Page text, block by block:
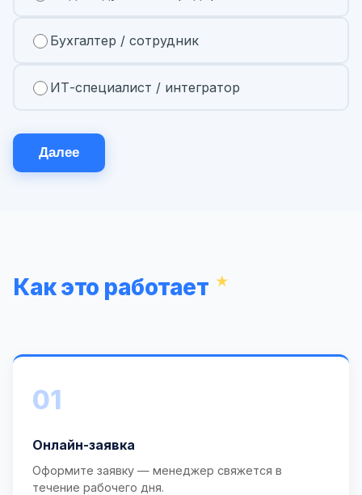
Бухгалтер / сотрудник
ИТ-специалист / интегратор
Далее
Как это работает
01
Онлайн-заявка
Оформите заявку — менеджер свяжется в
течение рабочего дня.